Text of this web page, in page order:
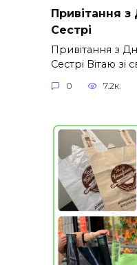
Привітання
Сестрі
Привітання з
Сестрі Вітаю зі
0 7.2к.